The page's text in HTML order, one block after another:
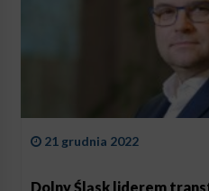
21 grudnia 2022
Dolny Śląsk liderem